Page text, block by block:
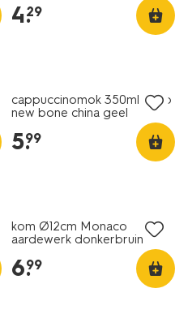
4.
29
cappuccinomok 350ml Knap
new bone china geel
5.
99
kom Ø12cm Monaco
aardewerk donkerbruin
6.
99